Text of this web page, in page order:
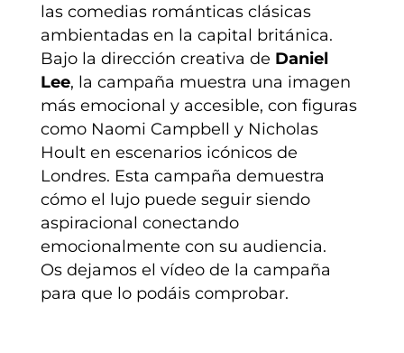
las comedias románticas clásicas
ambientadas en la capital británica.
Bajo la dirección creativa de Daniel
Lee, la campaña muestra una imagen
más emocional y accesible, con figuras
como Naomi Campbell y Nicholas
Hoult en escenarios icónicos de
Londres. Esta campaña demuestra
cómo el lujo puede seguir siendo
aspiracional conectando
emocionalmente con su audiencia.
Os dejamos el vídeo de la campaña
para que lo podáis comprobar.